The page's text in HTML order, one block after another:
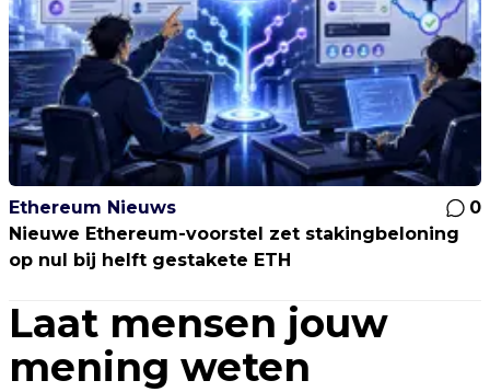
Ethereum Nieuws
0
Nieuwe Ethereum-voorstel zet stakingbeloning
op nul bij helft gestakete ETH
Laat mensen jouw
mening weten